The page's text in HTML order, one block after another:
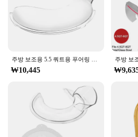
**Effortless Maintenance and
The KitchenAid 5Q Tilt Head
ease of maintenance and
feature allows for quick and
while the included mat and pad
mixer remains stable and secure
Whether you're a professional
creations. Its robust performance
features make it a standout
vendors and suppliers, offering a
functional and stylish.
주방 보조용 5.5 쿼트용 푸어링 실드, 스테인레스 스틸 보울 리프트 스탠드, 믹서 액세서리, 스플래시 가드, 6, 7, 8 Qt
₩10,445